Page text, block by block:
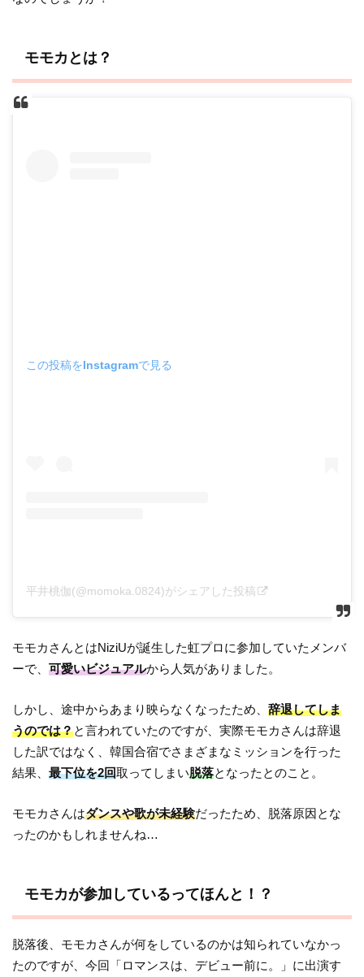
モモカとは？
この投稿をInstagramで見る
平井桃伽(@momoka.0824)がシェアした投稿
モモカさんとはNiziUが誕生した虹プロに参加していたメンバ
ーで、可愛いビジュアルから人気がありました。
しかし、途中からあまり映らなくなったため、辞退してしま
うのでは？と言われていたのですが、実際モモカさんは辞退
した訳ではなく、韓国合宿でさまざまなミッションを行った
結果、最下位を2回取ってしまい脱落となったとのこと。
モモカさんはダンスや歌が未経験だったため、脱落原因とな
ったのかもしれませんね…
モモカが参加しているってほんと！？
脱落後、モモカさんが何をしているのかは知られていなかっ
たのですが、今回「ロマンスは、デビュー前に。」に出演す